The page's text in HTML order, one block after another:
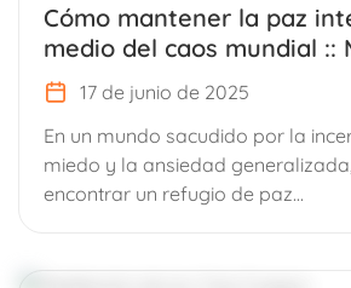
Cómo mantener la paz
medio del caos mundial ::
entrevista a Ray Gilabert
17 de junio de 2025
En un mundo sacudido por la
miedo y la ansiedad
encontrar un refugio de paz...